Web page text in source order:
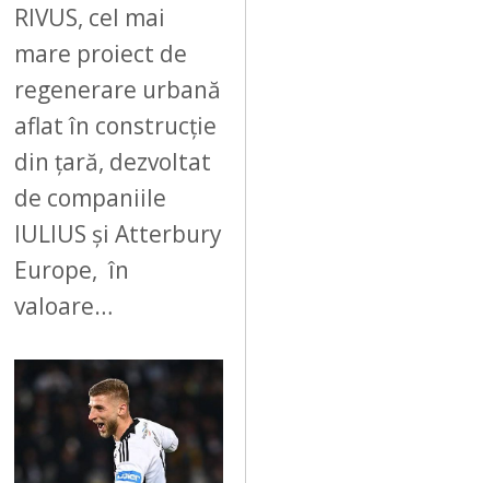
RIVUS, cel mai
mare proiect de
regenerare urbană
aflat în construcție
din țară, dezvoltat
de companiile
IULIUS și Atterbury
Europe, în
valoare…